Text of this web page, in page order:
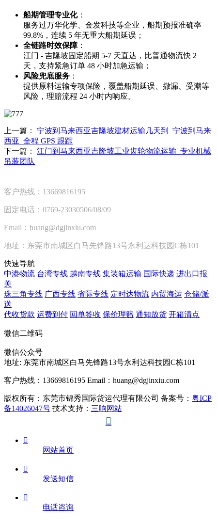
船期管理专业化：
服务过万华化学、金发科技等企业，船期预报准确率
99.8%，连续 5 年无重大船期延误；
全链路时效保障：
江门 - 吉隆坡固定船期 5-7 天直达，比普通物流快 2
天，支持紧急订单 48 小时加急运输；
风险兜底服务 ：
提供原料运输专项保险，覆盖船期延误、撒漏、受潮等
风险，理赔流程 24 小时内响应。
上一篇： 宁波到马来西亚吉隆坡建材运输几天到_宁波到马来
西亚_全程 GPS 跟踪​
下一篇： 江门到马来西亚吉隆坡工业齿轮物流运输_专业机械
吊装团队​
客户热线：13669816195
固定电话：0769-23030506/08/09
Email：huang@dgjinxiu.com
地址：东莞市南城区白马先锋路13号永利达科技园C栋101
快速导航
中港物流 台湾专线 越南专线 集装箱运输 国际快递 进出口报
关
珠三角专线 广西专线 省际专线 定时达物流 内贸海运 仓储/派
送
代收货款 运费到付 回单签收 保价理赔 通知放货 开箱清点
微信二维码
微信公众号
地址: 东莞市南城区白马先锋路13号永利达科技园C栋101
客户热线：13669816195 Email：huang@dgjinxiu.com
版权所有：东莞市锦秀国际货运代理有限公司 备案号： 粤ICP
备14026047号 技术支持： 三响网站


网站首页

发送短信

电话咨询